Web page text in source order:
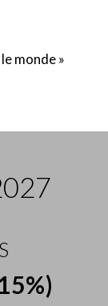
monde »